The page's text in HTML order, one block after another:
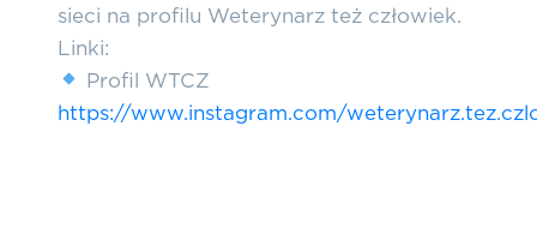
sieci na profilu Weterynarz też człowiek.
Linki:
Profil WTCZ
https://www.instagram.com/